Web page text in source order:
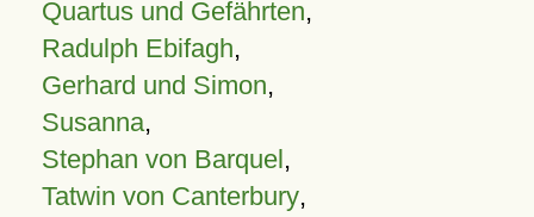
Quartus und Gefährten,
Radulph Ebifagh,
Gerhard und Simon,
Susanna,
Stephan von Barquel,
Tatwin von Canterbury,